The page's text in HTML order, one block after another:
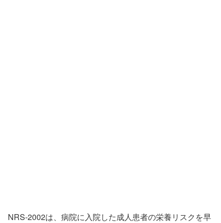
NRS-2002は、病院に入院した成人患者の栄養リスクを早